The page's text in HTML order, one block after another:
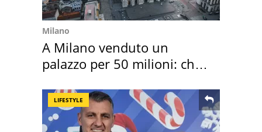
Milano
A Milano venduto un
palazzo per 50 milioni: chi
LIFESTYLE